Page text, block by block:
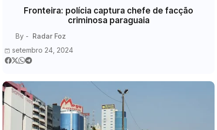
Fronteira: polícia captura chefe de facção
criminosa paraguaia
By - Radar Foz
setembro 24, 2024